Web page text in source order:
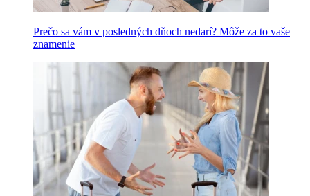
Prečo sa vám v posledných dňoch nedarí? Môže za to vaše
znamenie